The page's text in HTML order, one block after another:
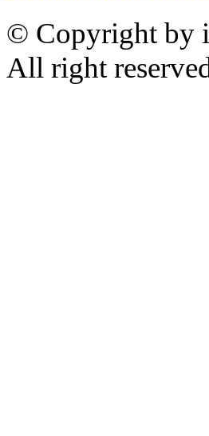
© Copyright by
All right